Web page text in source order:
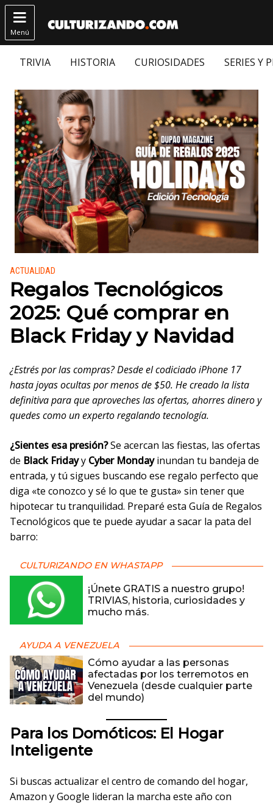

Menú
TRIVIA HISTORIA CURIOSIDADES SERIES Y
Publicado en:
ACTUALIDAD
Regalos Tecnológicos
2025: Qué comprar en
Black Friday y Navidad
¿Estrés por las compras? Desde el codiciado iPhone 17
hasta joyas ocultas por menos de $50. He creado la lista
definitiva para que aproveches las ofertas, ahorres dinero y
quedes como un experto regalando tecnología.
¿Sientes esa presión?Se acercan las fiestas, las ofertas
de Black Fridayy Cyber Mondayinundan tu bandeja de
entrada, y tú sigues buscando ese regalo perfecto que
diga «te conozco y sé lo que te gusta» sin tener que
hipotecar tu tranquilidad. Preparé esta Guía de Regalos
Tecnológicos que te puede ayudar a sacar la pata del
barro:
CULTURIZANDO EN WHASTAPP
¡Únete GRATIS a nuestro grupo!
TRIVIAS, historia, curiosidades y
mucho más.
AYUDA A VENEZUELA
Cómo ayudar a las personas
afectadas por los terremotos en
Venezuela (desde cualquier parte
del mundo)
Para los Domóticos: El Hogar
Inteligente
Si buscas actualizar el centro de comando del hogar,
Amazon y Google lideran la marcha este año con